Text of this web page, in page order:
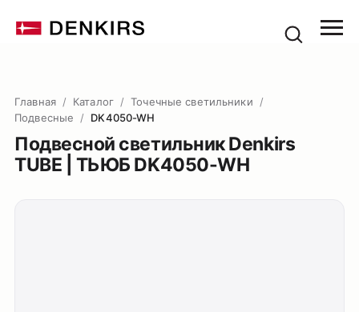
Главная / Каталог / Точечные светильники
/
Подвесные
/ DK4050-WH
Подвесной светильник Denkirs
TUBE | ТЬЮБ DK4050-WH